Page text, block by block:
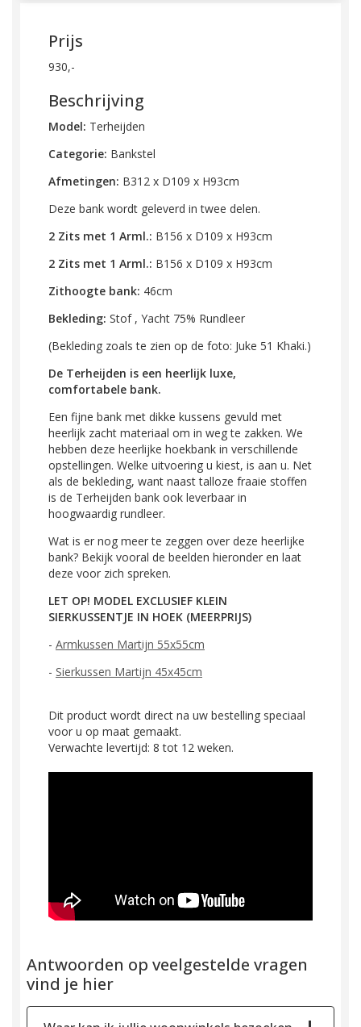
Prijs
930,-
Beschrijving
Model: Terheijden
Categorie: Bankstel
Afmetingen: B312 x D109 x H93cm
Deze bank wordt geleverd in twee delen.
2 Zits met 1 Arml.: B156 x D109 x H93cm
2 Zits met 1 Arml.: B156 x D109 x H93cm
Zithoogte bank: 46cm
Bekleding: Stof , Yacht 75% Rundleer
(Bekleding zoals te zien op de foto: Juke 51 Khaki.)
De Terheijden is een heerlijk luxe,
comfortabele bank.
Een fijne bank met dikke kussens gevuld met
heerlijk zacht materiaal om in weg te zakken. We
hebben deze heerlijke hoekbank in verschillende
opstellingen. Welke uitvoering u kiest, is aan u. Net
als de bekleding, want naast talloze fraaie stoffen
is de Terheijden bank ook leverbaar in
hoogwaardig rundleer.
Wat is er nog meer te zeggen over deze heerlijke
bank? Bekijk vooral de beelden hieronder en laat
deze voor zich spreken.
LET OP! MODEL EXCLUSIEF KLEIN
SIERKUSSENTJE IN HOEK (MEERPRIJS)
- Armkussen Martijn 55x55cm
- Sierkussen Martijn 45x45cm
Dit product wordt direct na uw bestelling speciaal
voor u op maat gemaakt.
Verwachte levertijd: 8 tot 12 weken.
Antwoorden op veelgestelde vragen
vind je hier